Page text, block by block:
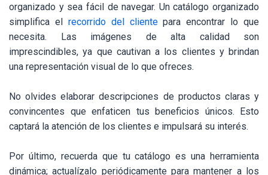
organizado y sea fácil de navegar. Un catálogo organizado
simplifica el recorrido del clientepara encontrar lo que
necesita. Las imágenes de alta calidad son
imprescindibles, ya que cautivan a los clientes y brindan
una representación visual de lo que ofreces.
No olvides elaborar descripciones de productos claras y
convincentes que enfaticen tus beneficios únicos. Esto
captará la atención de los clientes e impulsará su interés.
Por último, recuerda que tu catálogo es una herramienta
dinámica; actualízalo periódicamente para mantener a los